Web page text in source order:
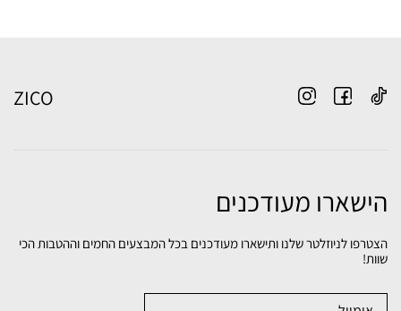
ZICO
הישארו מעודכנים
הצטרפו לניוזלטר שלנו ותישארו מעודכנים בכל המבצעים החמים וההטבות הכי
שוות!